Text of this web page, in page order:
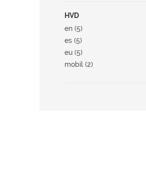
HVD
en (5)
es (5)
eu (5)
mobil (2)